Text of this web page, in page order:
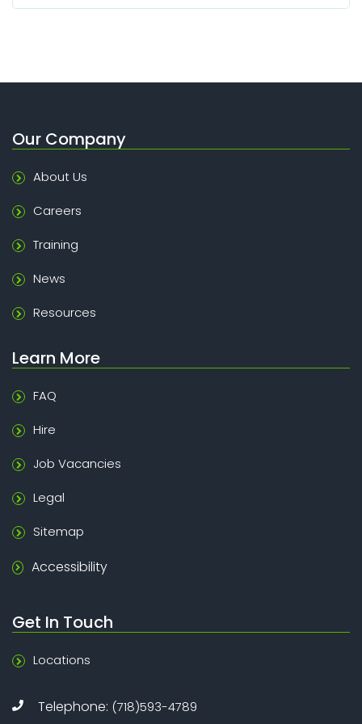
Our Company
About Us
Careers
Training
News
Resources
Learn More
FAQ
Hire
Job Vacancies
Legal
Sitemap
Accessibility
Get In Touch
Locations
Telephone: (718)593-4789